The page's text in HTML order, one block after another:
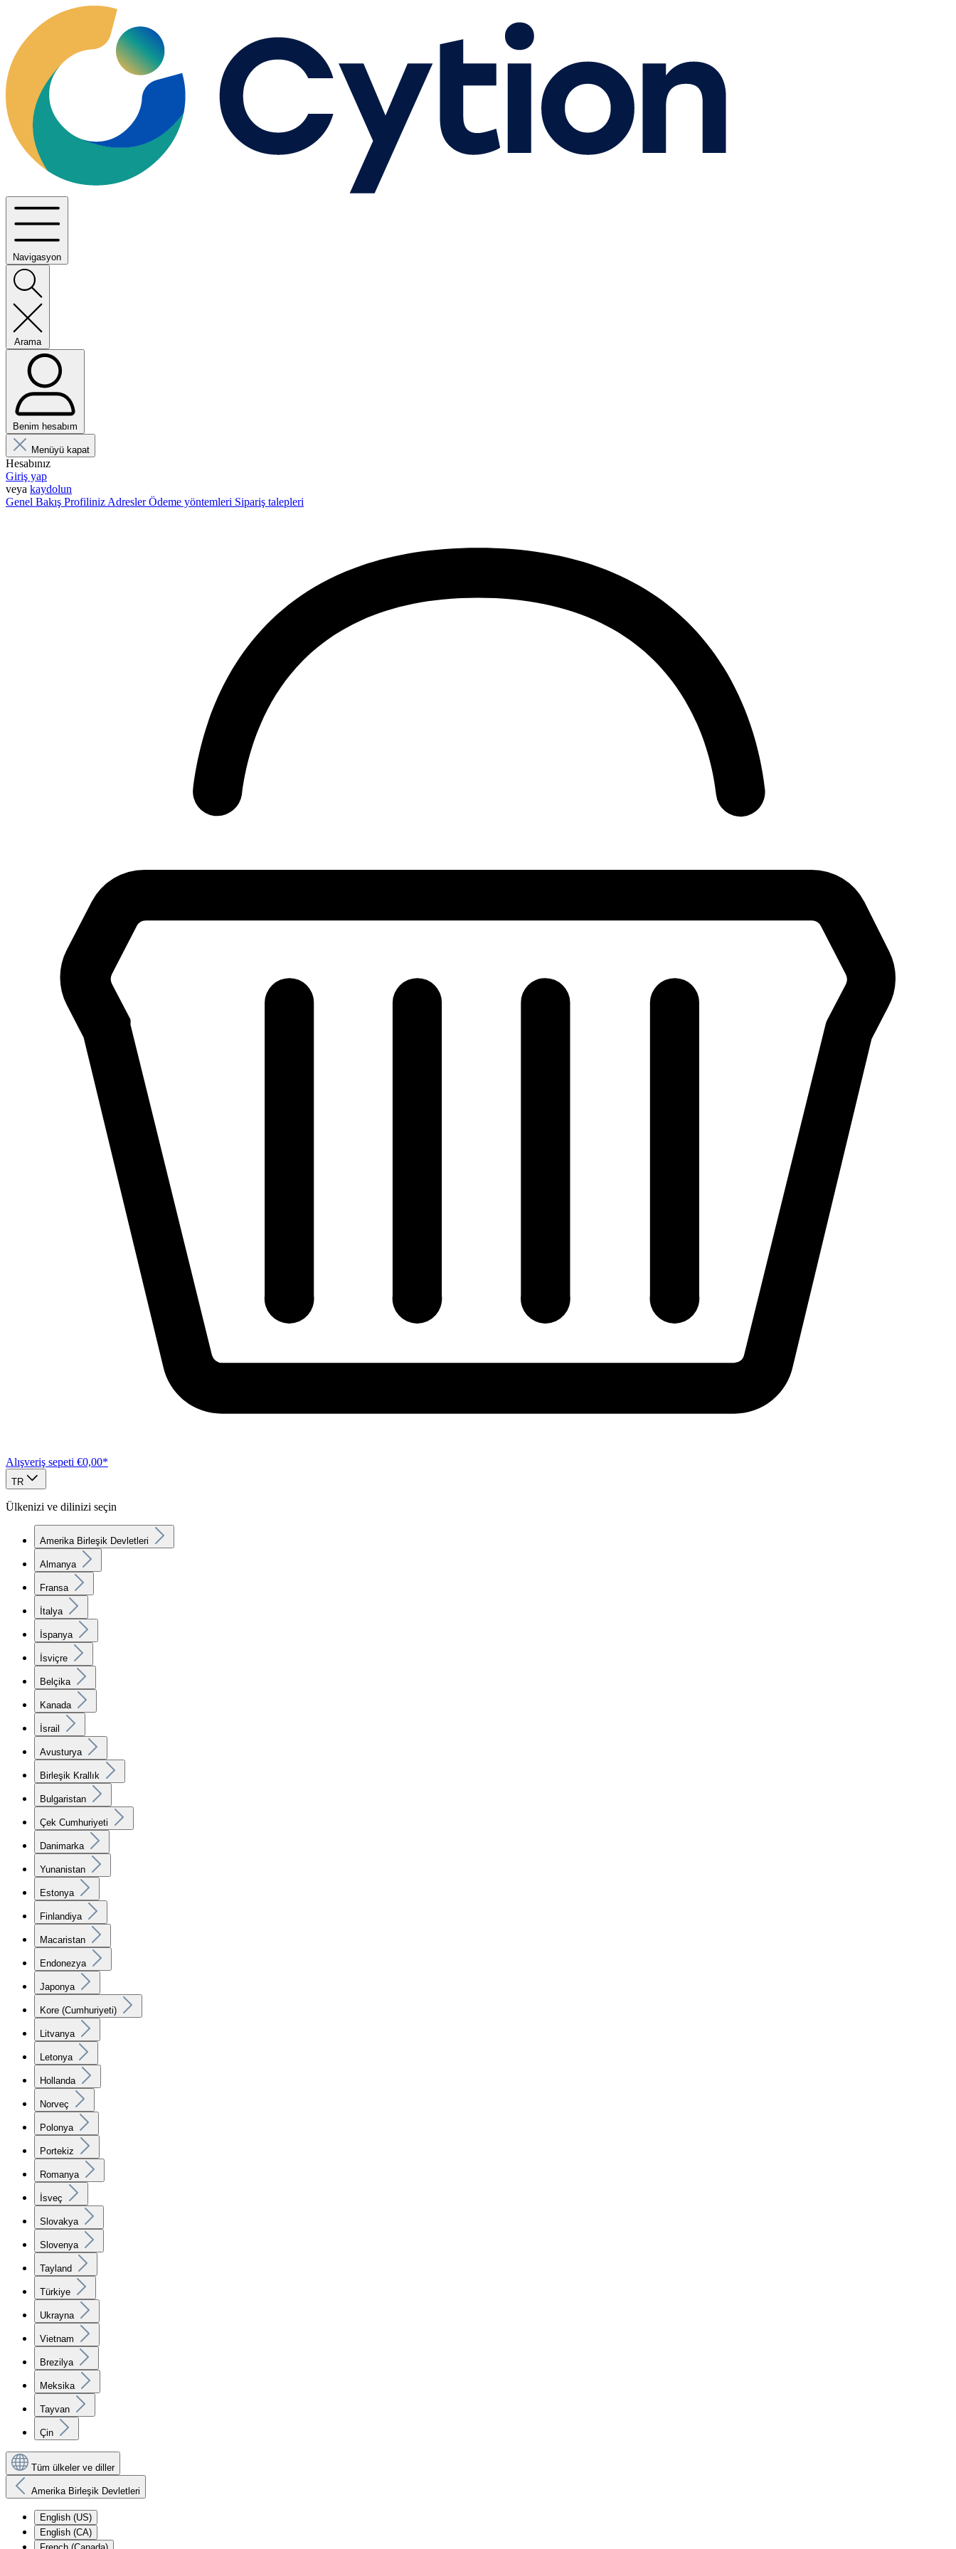
Navigasyon
Arama
Benim hesabım
Menüyü kapat
Hesabınız
Giriş yap
veya kaydolun
Genel Bakış Profiliniz AdreslerÖdeme yöntemleri Sipariş talepleri
Alışveriş sepeti €0,00*
TR
Ülkenizi ve dilinizi seçin
Amerika Birleşik Devletleri
Almanya
Fransa
İtalya
İspanya
İsviçre
Belçika
Kanada
İsrail
Avusturya
Birleşik Krallık
Bulgaristan
Çek Cumhuriyeti
Danimarka
Yunanistan
Estonya
Finlandiya
Macaristan
Endonezya
Japonya
Kore (Cumhuriyeti)
Litvanya
Letonya
Hollanda
Norveç
Polonya
Portekiz
Romanya
İsveç
Slovakya
Slovenya
Tayland
Türkiye
Ukrayna
Vietnam
Brezilya
Meksika
Tayvan
Çin
Tüm ülkeler ve diller
Amerika Birleşik Devletleri
English (US)
English (CA)